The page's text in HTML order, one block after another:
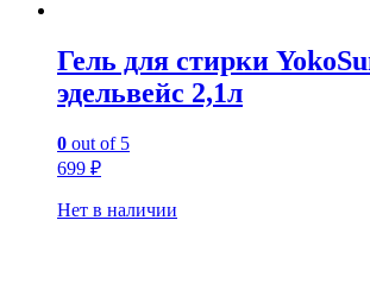
Гель для стирки
эдельвейс 2,1л
0 out of 5
699 ₽
Нет в наличии